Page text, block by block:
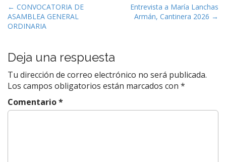
N
a
g
a
c
i
ó
← CONVOCATORIA DE
ASAMBLEA GENERAL
ORDINARIA
Entrevista a María Lanchas
Armán, Cantinera 2026 →
Deja una respuesta
Tu dirección de correo electrónico no será publicada.
Los campos obligatorios están marcados con *
Comentario*